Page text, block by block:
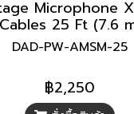
Microphone
25 Ft (7.6
DAD-PW-AMSM-25
฿2,250